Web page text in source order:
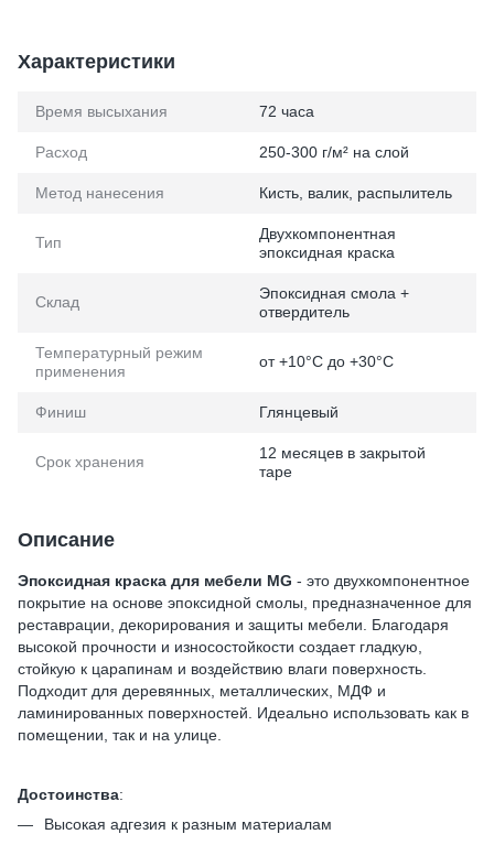
Характеристики
Время высыхания 72 часа
Расход 250-300 г/м² на слой
Метод нанесения Кисть, валик, распылитель
Тип
Двухкомпонентная
эпоксидная краска
Склад
Эпоксидная смола +
отвердитель
Температурный режим
применения
от +10°C до +30°C
Финиш Глянцевый
Срок хранения
12 месяцев в закрытой
таре
Описание
Эпоксидная краска для мебели MG - это двухкомпонентное
покрытие на основе эпоксидной смолы, предназначенное для
реставрации, декорирования и защиты мебели. Благодаря
высокой прочности и износостойкости создает гладкую,
стойкую к царапинам и воздействию влаги поверхность.
Подходит для деревянных, металлических, МДФ и
ламинированных поверхностей. Идеально использовать как в
помещении, так и на улице.
Достоинства:
Высокая адгезия к разным материалам